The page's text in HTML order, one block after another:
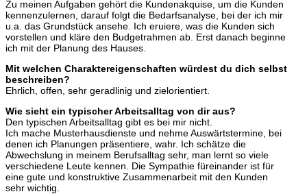
Zu meinen Aufgaben gehört die Kundenakquise, um die Kunden
kennenzulernen, darauf folgt die Bedarfsanalyse, bei der ich mir
u.a. das Grundstück ansehe. Ich eruiere, was die Kunden sich
vorstellen und kläre den Budgetrahmen ab. Erst danach beginne
ich mit der Planung des Hauses.
Mit welchen Charaktereigenschaften würdest du dich selbst
beschreiben?
Ehrlich, offen, sehr geradlinig und zielorientiert.
Wie sieht ein typischer Arbeitsalltag von dir aus?
Den typischen Arbeitsalltag gibt es bei mir nicht.
Ich mache Musterhausdienste und nehme Auswärtstermine, bei
denen ich Planungen präsentiere, wahr. Ich schätze die
Abwechslung in meinem Berufsalltag sehr, man lernt so viele
verschiedene Leute kennen. Die Sympathie füreinander ist für
eine gute und konstruktive Zusammenarbeit mit den Kunden
sehr wichtig.